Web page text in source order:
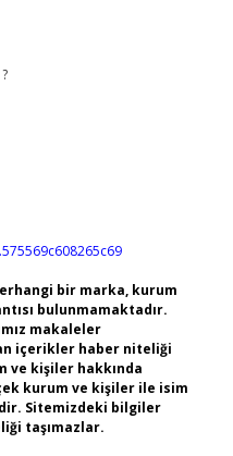
bir marka, kurum
bulunmamaktadır.
makaleler
içerikler haber niteliği
ve kişiler hakkında
kurum ve kişiler ile isim
Sitemizdeki bilgiler
taşımazlar.